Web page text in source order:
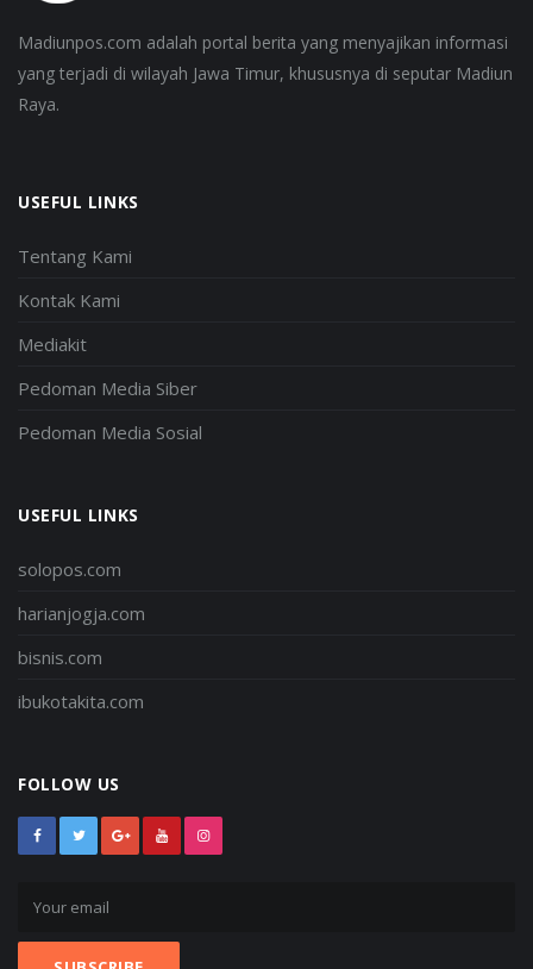
Madiunpos.com adalah portal berita yang menyajikan informasi
yang terjadi di wilayah Jawa Timur, khususnya di seputar Madiun
Raya.
USEFUL LINKS
Tentang Kami
Kontak Kami
Mediakit
Pedoman Media Siber
Pedoman Media Sosial
USEFUL LINKS
solopos.com
harianjogja.com
bisnis.com
ibukotakita.com
FOLLOW US